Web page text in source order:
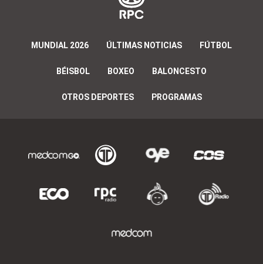
MUNDIAL 2026 ÚLTIMAS NOTICIAS FÚTBOL
BÉISBOL BOXEO BALONCESTO
OTROS DEPORTES PROGRAMAS